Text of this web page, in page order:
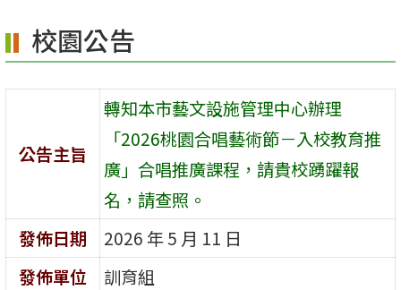
區
校園公告
公告主旨
轉知本市藝文設施管理中心辦理
「2026桃園合唱藝術節－入校教育推
廣」合唱推廣課程，請貴校踴躍報
名，請查照。
發佈日期
2026 年 5 月 11 日
發佈單位
訓育組